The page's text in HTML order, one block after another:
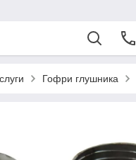
Гофри глушника